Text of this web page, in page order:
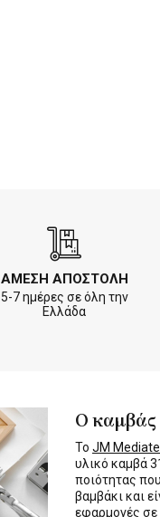
ΑΜΕΣΗ ΑΠΟΣΤΟΛΗ
5-7 ημέρες σε όλη την
Ελλάδα
Ο καμβάς
Το JM
υλικό καμβά
ποιότητας
βαμβάκι και
εφαρμογές